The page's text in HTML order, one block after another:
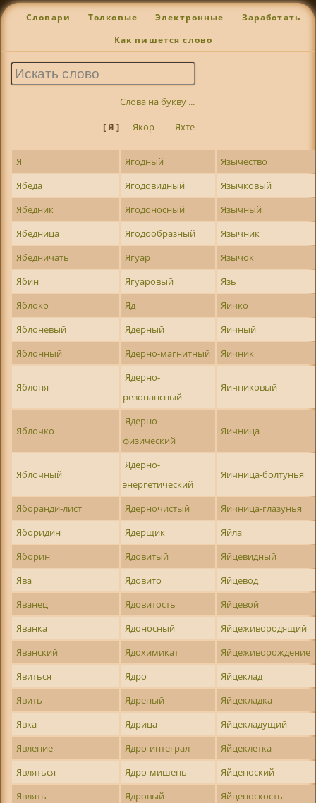
Словари Толковые Электронные Заработать
Как пишется слово
Слова на букву ...
[ Я ]- Якор - Яхте -
Я Ягодный
Язычество
Ябеда
Ягодовидный
Язычковый
Ябедник
Ягодоносный
Язычный
Ябедница
Ягодообразный
Язычник
Ябедничать
Ягуар
Язычок
Ябин
Ягуаровый
Язь
Яблоко
Яд
Яичко
Яблоневый
Ядерный
Яичный
Яблонный
Ядерно-магнитный Яичник
Яблоня
Ядерно-
резонансный
Яичниковый
Яблочко
Ядерно-
физический
Яичница
Яблочный
Ядерно-
энергетический
Яичница-болтунья
Яборанди-лист Ядерночистый
Яичница-глазунья
Яборидин
Ядерщик
Яйла
Яборин
Ядовитый
Яйцевидный
Ява
Ядовито
Яйцевод
Яванец
Ядовитость
Яйцевой
Яванка
Ядоносный
Яйцеживородящий
Яванский
Ядохимикат
Яйцеживорождение
Явиться
Ядро
Яйцеклад
Явить
Ядреный
Яйцекладка
Явка
Ядрица
Яйцекладущий
Явление
Ядро-интеграл
Яйцеклетка
Являться
Ядро-мишень
Яйценоский
Являть
Ядровый
Яйценоскость